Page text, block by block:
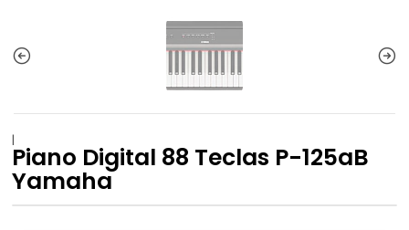
|
Piano Digital 88 Teclas P-125aB
Yamaha